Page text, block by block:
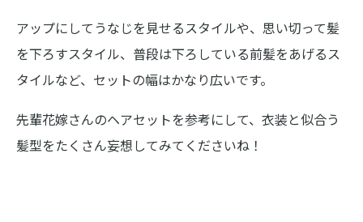
アップにしてうなじを見せるスタイルや、思い切って髪
を下ろすスタイル、普段は下ろしている前髪をあげるス
タイルなど、セットの幅はかなり広いです。
先輩花嫁さんのヘアセットを参考にして、衣装と似合う
髪型をたくさん妄想してみてくださいね！